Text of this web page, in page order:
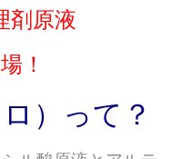
剤原液
！
）って？